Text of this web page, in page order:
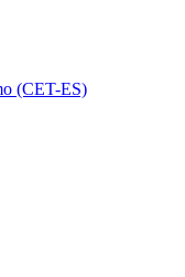
(CET-ES)